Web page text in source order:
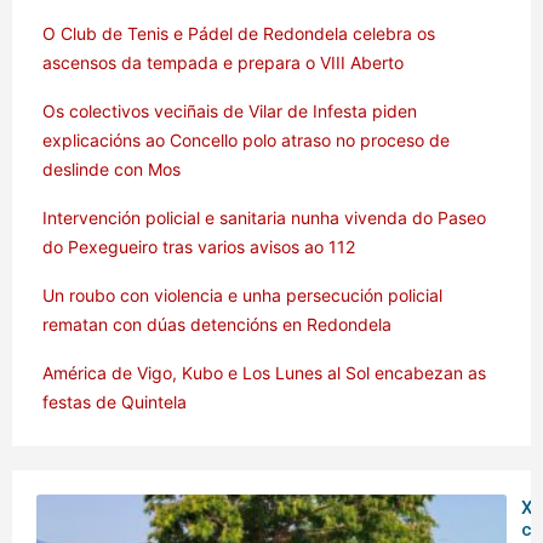
O Club de Tenis e Pádel de Redondela celebra os
ascensos da tempada e prepara o VIII Aberto
Os colectivos veciñais de Vilar de Infesta piden
explicacións ao Concello polo atraso no proceso de
deslinde con Mos
Intervención policial e sanitaria nunha vivenda do Paseo
do Pexegueiro tras varios avisos ao 112
Un roubo con violencia e unha persecución policial
rematan con dúas detencións en Redondela
América de Vigo, Kubo e Los Lunes al Sol encabezan as
festas de Quintela